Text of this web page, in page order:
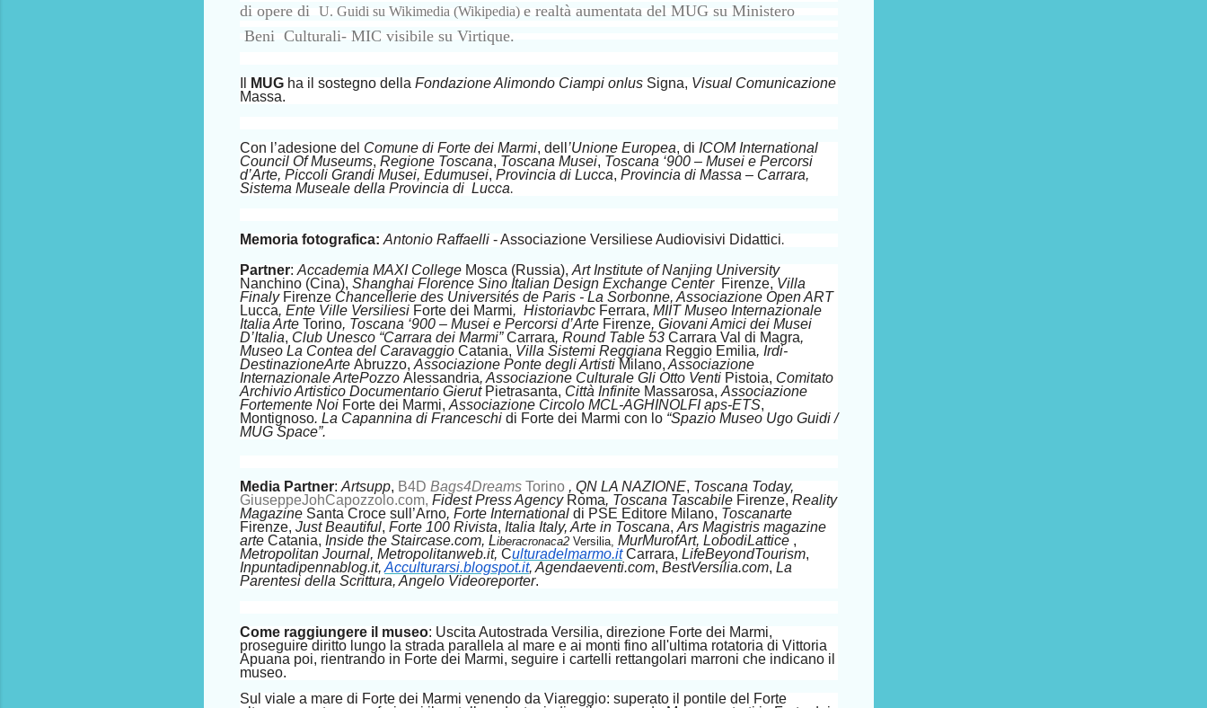
di opere di U. Guidi su Wikimedia (Wikipedia) e realtà aumentata del MUG su Ministero
Beni Culturali- MIC visibile su Virtique.
MUG ha il sostegno della Fondazione Alimondo Ciampi onlus Signa, Visual Comunicazione
Massa.
Con l’adesione del Comune di Forte dei Marmi, dell ’Unione Europea, di ICOM International
Council Of Museums, Regione Toscana, Toscana Musei, Toscana ‘900 – Musei e Percorsi
d’Arte, Piccoli Grandi Musei, Edumusei, Provincia di Lucca, Provincia di Massa – Carrara,
Sistema Museale della Provincia di Lucca.
Memoria fotografica: Antonio Raffaelli - Associazione Versiliese Audiovisivi Didattici.
Partner: Accademia MAXI College Mosca (Russia), Art Institute of Nanjing University
Nanchino (Cina), Shanghai Florence Sino Italian Design Exchange Center Firenze, Villa
Finaly Firenze Chancellerie des Universités de Paris - La Sorbonne, Associazione Open ART
Lucca, Ente Ville Versiliesi Forte dei Marmi, Historiavbc Ferrara, MIIT Museo Internazionale
Italia Arte Torino, Toscana ‘900 – Musei e Percorsi d’Arte Firenze, Giovani Amici dei Musei
D’Italia, Club Unesco “Carrara dei Marmi”Carrara, Round Table 53 Carrara Val di Magra,
Museo La Contea del Caravaggio Catania, Villa Sistemi Reggiana Reggio Emilia, Irdi-
DestinazioneArte Abruzzo, Associazione Ponte degli Artisti Milano, Associazione
Internazionale ArtePozzo Alessandria, Associazione Culturale Gli Otto Venti Pistoia, Comitato
Archivio Artistico Documentario Gierut Pietrasanta, Città Infinite Massarosa, Associazione
Fortemente Noi Forte dei Marmi, Associazione Circolo MCL-AGHINOLFI aps-ETS,
Montignoso. La Capannina di Franceschi di Forte dei Marmi con lo “Spazio Museo Ugo Guidi /
MUG Space”.
Media Partner: Artsupp, B4D Bags4Dreams Torino , QN LA NAZIONE, Toscana Today,
GiuseppeJohCapozzolo.com, Fidest Press Agency Roma, Toscana Tascabile Firenze, Reality
Magazine Santa Croce sull’Arno, Forte International di PSE Editore Milano, Toscanarte
Firenze, Just Beautiful, Forte 100 Rivista, Italia Italy, Arte in Toscana, Ars Magistris magazine
arte Catania, Inside the Staircase.com, Liberacronaca2 Versilia, MurMurofArt, LobodiLattice ,
Metropolitan Journal, Metropolitanweb.it, Culturadelmarmo.it Carrara, LifeBeyondTourism,
Inpuntadipennablog.it, Acculturarsi.blogspot.it, Agendaeventi.com, BestVersilia.com, La
Parentesi della Scrittura, Angelo Videoreporter.
Come raggiungere il museo: Uscita Autostrada Versilia, direzione Forte dei Marmi,
proseguire diritto lungo la strada parallela al mare e ai monti fino all'ultima rotatoria di Vittoria
Apuana poi, rientrando in Forte dei Marmi, seguire i cartelli rettangolari marroni che indicano il
museo.
Sul viale a mare di Forte dei Marmi venendo da Viareggio: superato il pontile del Forte